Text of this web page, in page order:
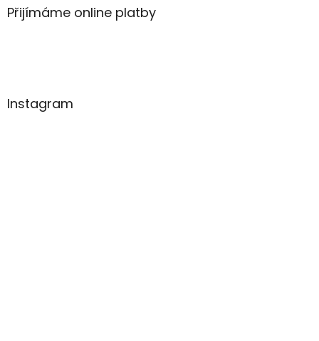
Přijímáme online platby
Instagram